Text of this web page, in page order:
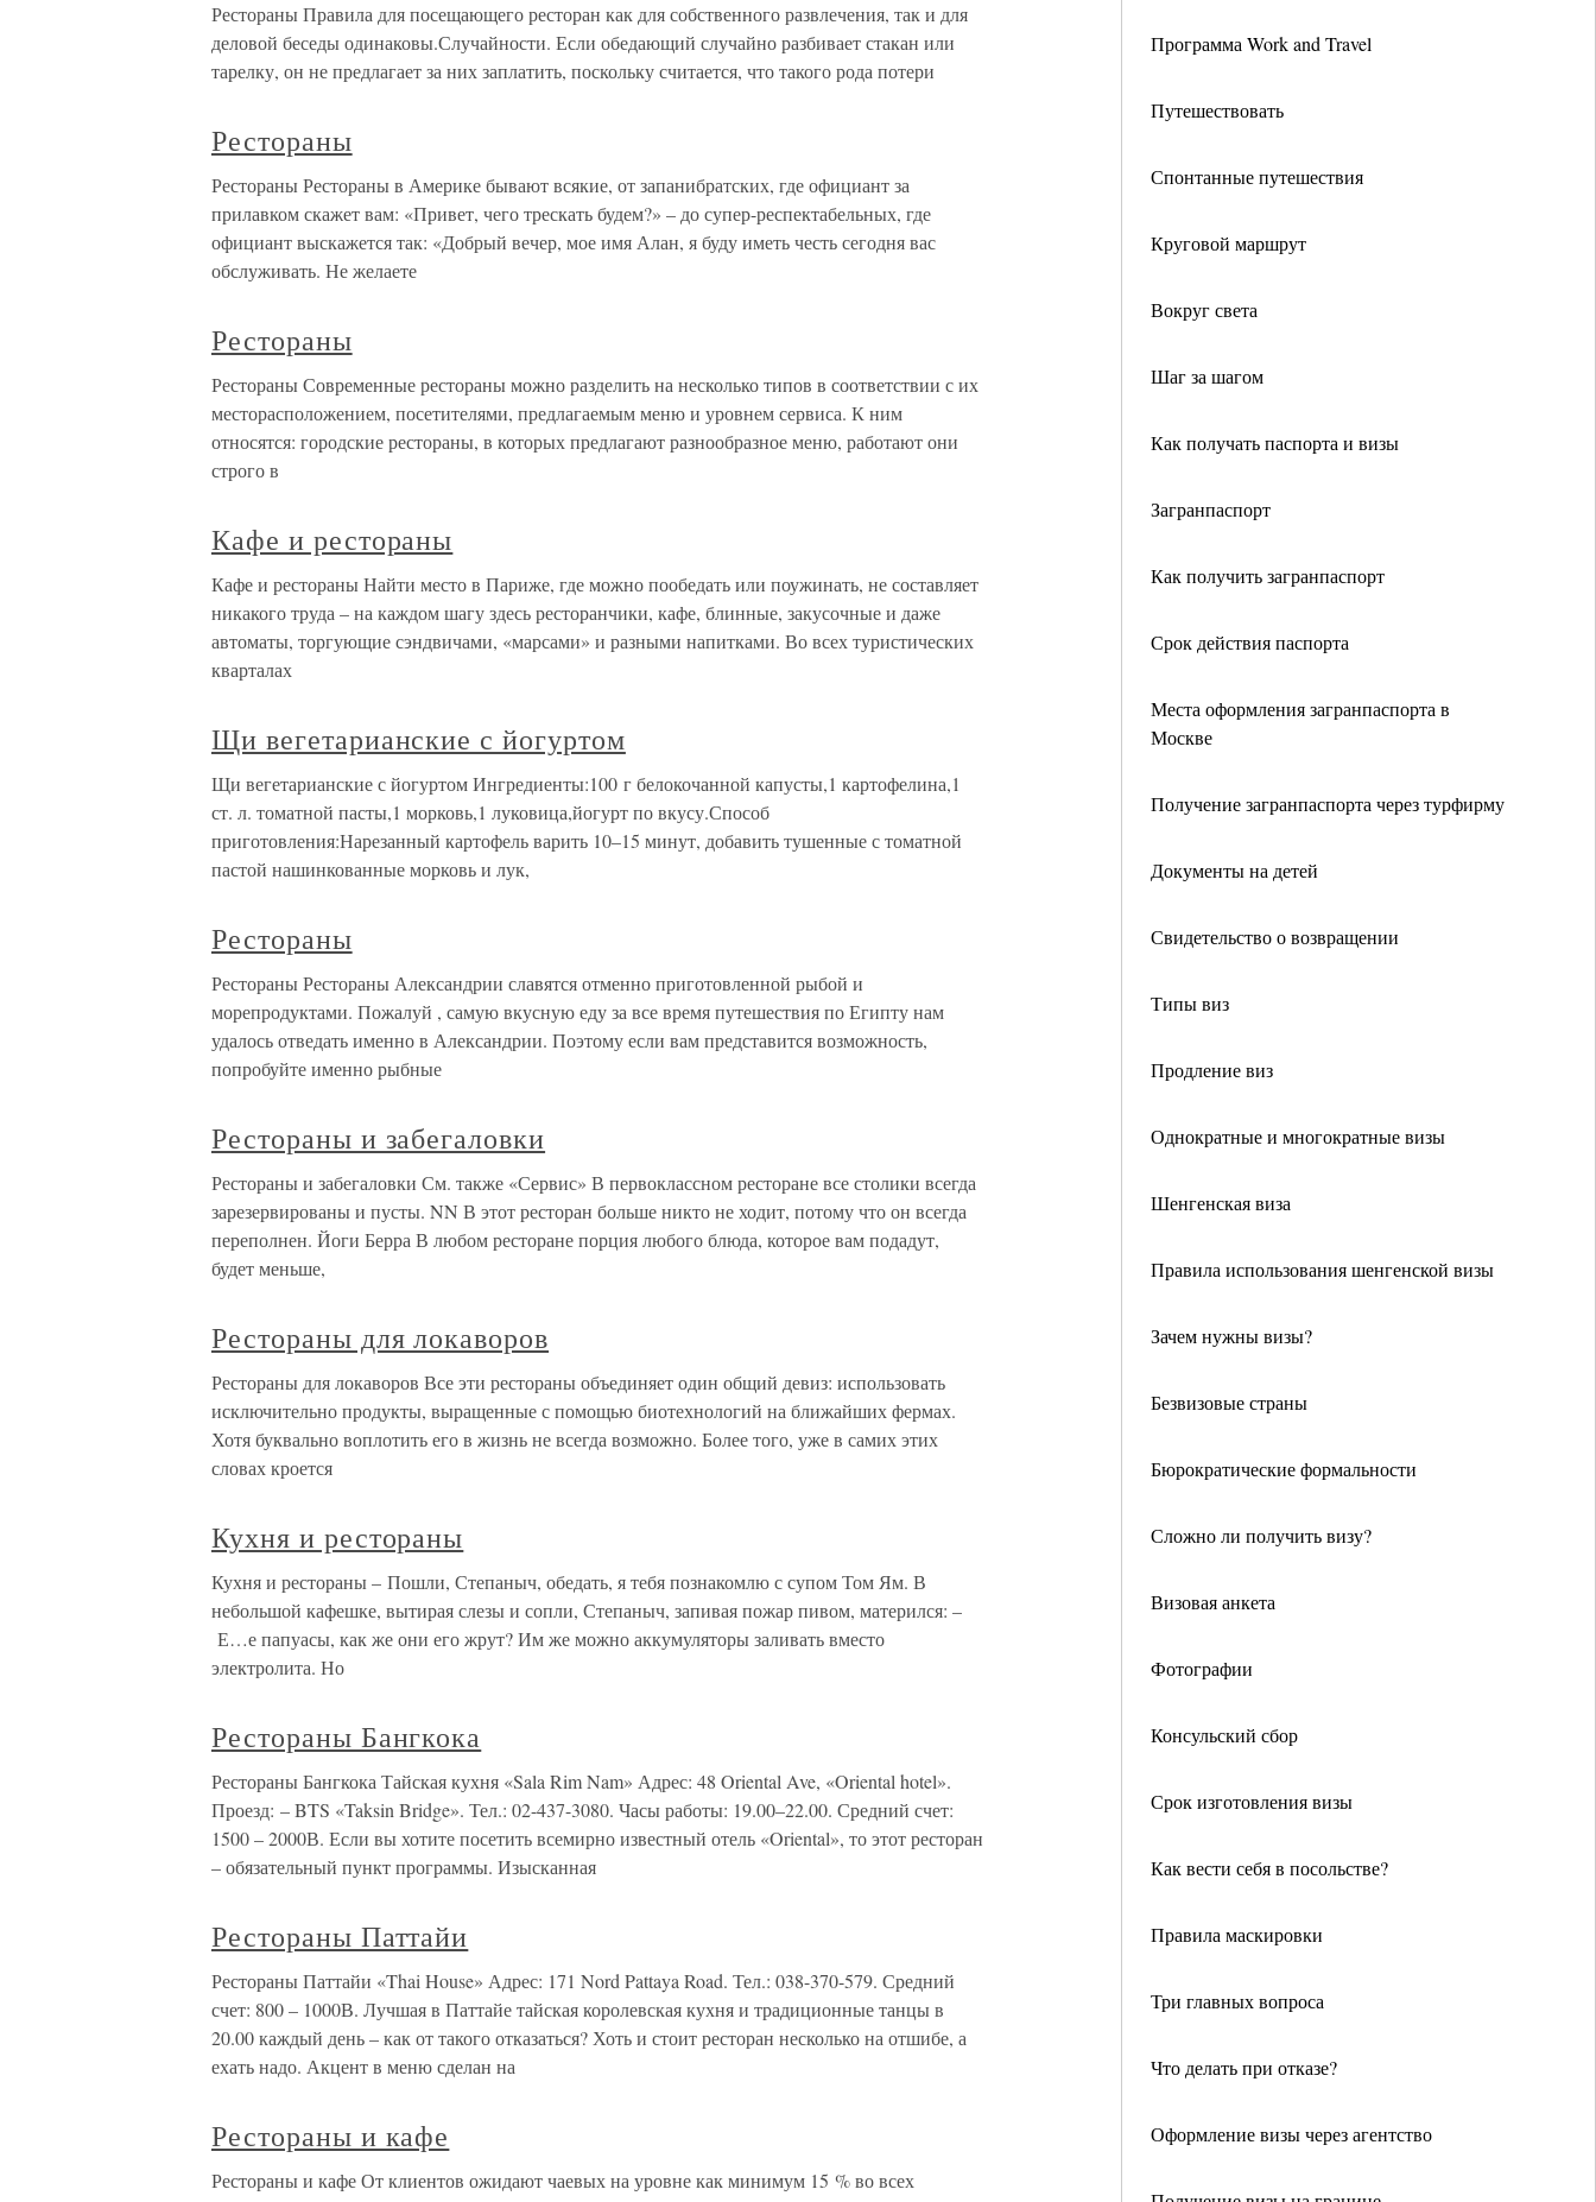
Программа Work and Travel
Путешествовать
Спонтанные путешествия
Круговой маршрут
Вокруг света
Шаг за шагом
Как получать паспорта и визы
Загранпаспорт
Как получить загранпаспорт
Срок действия паспорта
Места оформления загранпаспорта в
Москве
Получение загранпаспорта через турфирму
Документы на детей
Свидетельство о возвращении
Типы виз
Продление виз
Однократные и многократные визы
Шенгенская виза
Правила использования шенгенской визы
Зачем нужны визы?
Безвизовые страны
Бюрократические формальности
Сложно ли получить визу?
Визовая анкета
Фотографии
Консульский сбор
Срок изготовления визы
Как вести себя в посольстве?
Правила маскировки
Три главных вопроса
Что делать при отказе?
Оформление визы через агентство
Рестораны Правила для посещающего ресторан как для собственного развлечения, так и для
деловой беседы одинаковы.Случайности. Если обедающий случайно разбивает стакан или
тарелку, он не предлагает за них заплатить, поскольку считается, что такого рода потери
Рестораны
Рестораны Рестораны в Америке бывают всякие, от запанибратских, где официант за
прилавком скажет вам: «Привет, чего трескать будем?» – до супер-респектабельных, где
официант выскажется так: «Добрый вечер, мое имя Алан, я буду иметь честь сегодня вас
обслуживать. Не желаете
Рестораны
Рестораны Современные рестораны можно разделить на несколько типов в соответствии с их
месторасположением, посетителями, предлагаемым меню и уровнем сервиса. К ним
относятся: городские рестораны, в которых предлагают разнообразное меню, работают они
строго в
Кафе и рестораны
Кафе и рестораны Найти место в Париже, где можно пообедать или поужинать, не составляет
никакого труда – на каждом шагу здесь ресторанчики, кафе, блинные, закусочные и даже
автоматы, торгующие сэндвичами, «марсами» и разными напитками. Во всех туристических
кварталах
Щи вегетарианские с йогуртом
Щи вегетарианские с йогуртом Ингредиенты:100 г белокочанной капусты,1 картофелина,1
ст. л. томатной пасты,1 морковь,1 луковица,йогурт по вкусу.Способ
приготовления:Нарезанный картофель варить 10–15 минут, добавить тушенные с томатной
пастой нашинкованные морковь и лук,
Рестораны
Рестораны Рестораны Александрии славятся отменно приготовленной рыбой и
морепродуктами. Пожалуй , самую вкусную еду за все время путешествия по Египту нам
удалось отведать именно в Александрии. Поэтому если вам представится возможность,
попробуйте именно рыбные
Рестораны и забегаловки
Рестораны и забегаловки См. также «Сервис» В первоклассном ресторане все столики всегда
зарезервированы и пусты. NN В этот ресторан больше никто не ходит, потому что он всегда
переполнен. Йоги Берра В любом ресторане порция любого блюда, которое вам подадут,
будет меньше,
Рестораны для локаворов
Рестораны для локаворов Все эти рестораны объединяет один общий девиз: использовать
исключительно продукты, выращенные с помощью биотехнологий на ближайших фермах.
Хотя буквально воплотить его в жизнь не всегда возможно. Более того, уже в самих этих
словах кроется
Кухня и рестораны
Кухня и рестораны – Пошли, Степаныч, обедать, я тебя познакомлю с супом Том Ям. В
небольшой кафешке, вытирая слезы и сопли, Степаныч, запивая пожар пивом, матерился: –
Е…е папуасы, как же они его жрут? Им же можно аккумуляторы заливать вместо
электролита. Но
Рестораны Бангкока
Рестораны Бангкока Тайская кухня «Sala Rim Nam» Адрес: 48 Oriental Ave, «Oriental hotel».
Проезд: – BTS «Taksin Bridge». Тел.: 02-437-3080. Часы работы: 19.00–22.00. Средний счет:
1500 – 2000В. Если вы хотите посетить всемирно известный отель «Oriental», то этот ресторан
– обязательный пункт программы. Изысканная
Рестораны Паттайи
Рестораны Паттайи «Thai House» Адрес: 171 Nord Pattaya Road. Тел.: 038-370-579. Средний
счет: 800 – 1000В. Лучшая в Паттайе тайская королевская кухня и традиционные танцы в
20.00 каждый день – как от такого отказаться? Хоть и стоит ресторан несколько на отшибе, а
ехать надо. Акцент в меню сделан на
Рестораны и кафе
Рестораны и кафе От клиентов ожидают чаевых на уровне как минимум 15 % во всех